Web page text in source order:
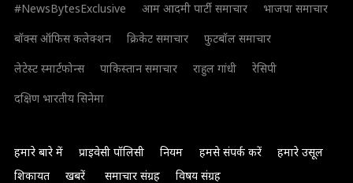
#NewsBytesExclusive
आम आदमी पार्टी समाचार
भाजपा समाचार
बॉक्स ऑफिस कलेक्शन
क्रिकेट समाचार
फुटबॉल समाचार
लेटेस्ट स्मार्टफोन्स
पाकिस्तान समाचार राहुल गांधी
रेसिपी
दक्षिण भारतीय सिनेमा
हमारे बारे में प्राइवेसी पॉलिसी नियम हमसे संपर्क करें
हमारे उसूल
शिकायत
खबरें समाचार संग्रह विषय संग्रह